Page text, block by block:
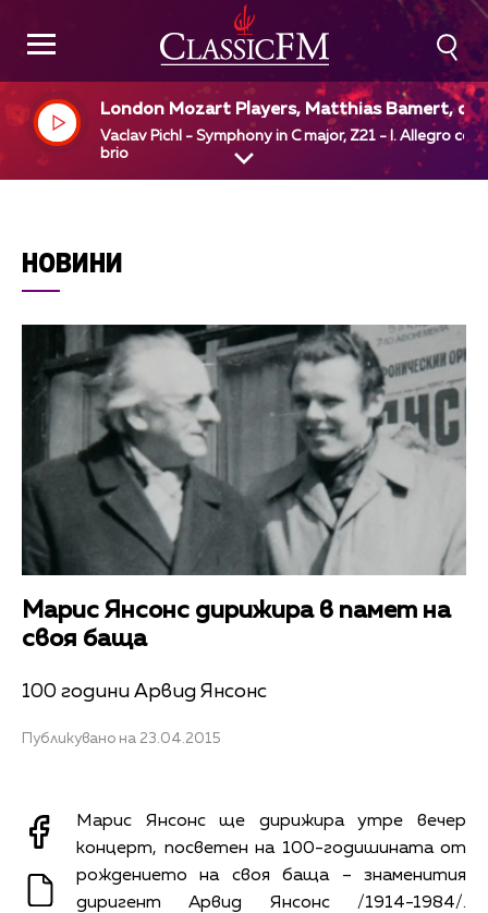
London Mozart Players, Matthias Bamert, dir
Vaclav Pichl - Symphony in C major, Z21 - I. Allegro con
brio
НОВИНИ
Марис Янсонс дирижира в памет на
своя баща
100 години Арвид Янсонс
Публикувано на 23.04.2015
Марис Янсонс ще дирижира утре вечер
концерт, посветен на 100-годишината от
рождението на своя баща – знаменития
диригент Арвид Янсонс /1914-1984/.